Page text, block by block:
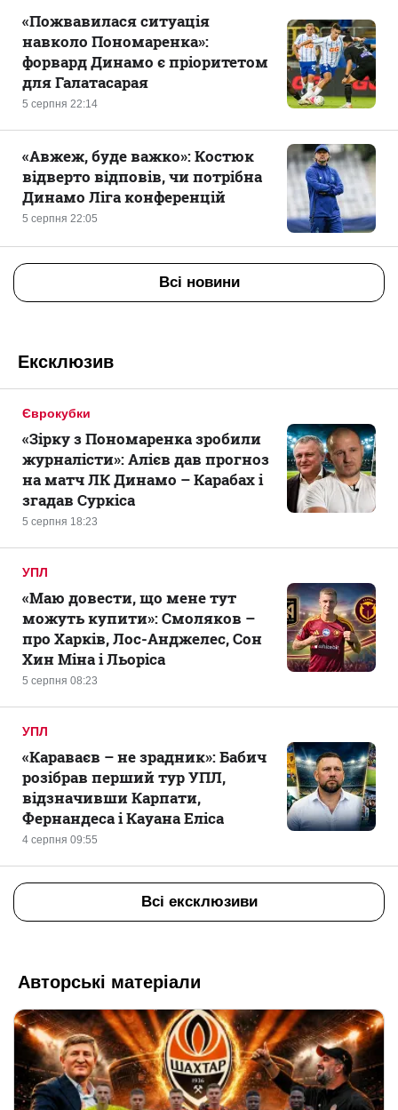
5 серпня 22:14
«Пожвавилася ситуація
навколо Пономаренка»:
форвард Динамо є пріоритетом
для Галатасарая
5 серпня 22:05
«Авжеж, буде важко»: Костюк
відверто відповів, чи потрібна
Динамо Ліга конференцій
Всі новини
Ексклюзив
Єврокубки
5 серпня 18:23
«Зірку з Пономаренка зробили
журналісти»: Алієв дав прогноз
на матч ЛК Динамо – Карабах і
згадав Суркіса
УПЛ
5 серпня 08:23
«Маю довести, що мене тут
можуть купити»: Смоляков –
про Харків, Лос-Анджелес, Сон
Хин Міна і Льоріса
УПЛ
4 серпня 09:55
«Караваєв – не зрадник»: Бабич
розібрав перший тур УПЛ,
відзначивши Карпати,
Фернандеса і Кауана Еліса
Всі ексклюзиви
Авторські матеріали